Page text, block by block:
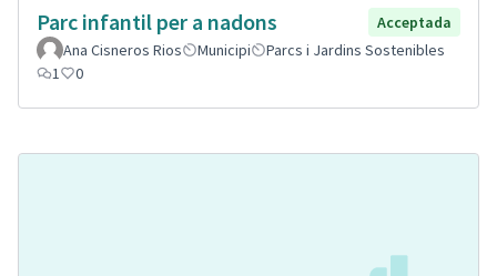
Parc infantil per a nadons
Acceptada
Ana Cisneros Rios
Municipi
Parcs i Jardins Sostenibles
1
0